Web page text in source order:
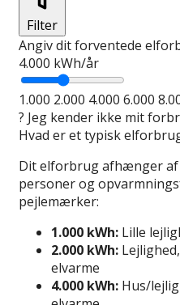
Filter
Angiv dit forventede
4.000 kWh/år
1.000 2.000 4.000 6.000
? Jeg kender ikke mit
Hvad er et typisk
Dit elforbrug afhænger af
personer og
pejlemærker:
1.000 kWh: Lille
2.000 kWh:
elvarme
4.000 kWh: Hus/